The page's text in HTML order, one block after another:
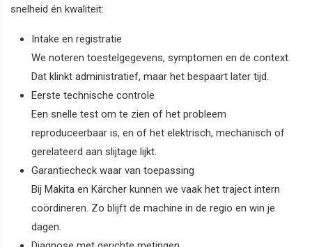
snelheid én kwaliteit:
Intake en registratie
We noteren toestelgegevens, symptomen en de context.
Dat klinkt administratief, maar het bespaart later tijd.
Eerste technische controle
Een snelle test om te zien of het probleem
reproduceerbaar is, en of het elektrisch, mechanisch of
gerelateerd aan slijtage lijkt.
Garantiecheck waar van toepassing
Bij Makita en Kärcher kunnen we vaak het traject intern
coördineren. Zo blijft de machine in de regio en win je
dagen.